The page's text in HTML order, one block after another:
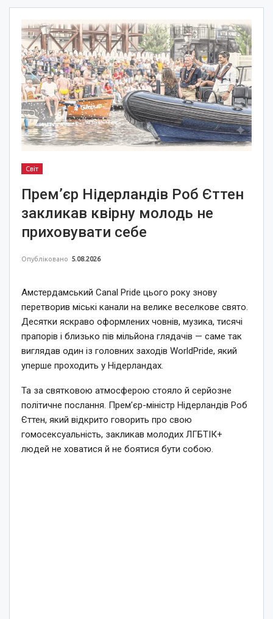
Світ
Прем’єр Нідерландів Роб Єттен
закликав квірну молодь не
приховувати себе
Опубліковано 5.08.2026
Амстердамський Canal Pride цього року знову
перетворив міські канали на велике веселкове свято.
Десятки яскраво оформлених човнів, музика, тисячі
прапорів і близько пів мільйона глядачів — саме так
виглядав один із головних заходів WorldPride, який
уперше проходить у Нідерландах.
Та за святковою атмосферою стояло й серйозне
політичне послання. Прем’єр-міністр Нідерландів Роб
Єттен, який відкрито говорить про свою
гомосексуальність, закликав молодих ЛГБТІК+
людей не ховатися й не боятися бути собою.